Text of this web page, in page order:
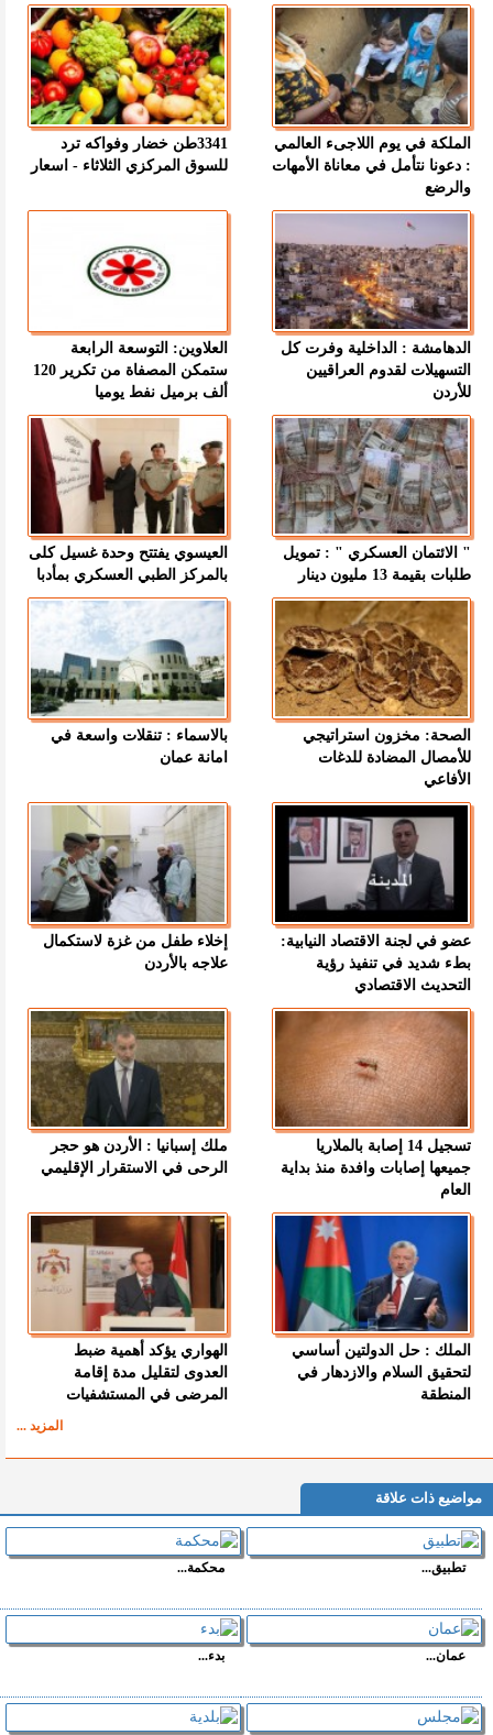
الملكة في يوم اللاجىء العالمي
: دعونا نتأمل في معاناة الأمهات
والرضع
3341طن خضار وفواكه ترد
للسوق المركزي الثلاثاء - اسعار
الدهامشة : الداخلية وفرت كل
التسهيلات لقدوم العراقيين
للأردن
العلاوين: التوسعة الرابعة
ستمكن المصفاة من تكرير 120
ألف برميل نفط يوميا
" الائتمان العسكري " : تمويل
طلبات بقيمة 13 مليون دينار
العيسوي يفتتح وحدة غسيل كلى
بالمركز الطبي العسكري بمأدبا
الصحة: مخزون استراتيجي
للأمصال المضادة للدغات
الأفاعي
بالاسماء : تنقلات واسعة في
امانة عمان
عضو في لجنة الاقتصاد النيابية:
بطء شديد في تنفيذ رؤية
التحديث الاقتصادي
إخلاء طفل من غزة لاستكمال
علاجه بالأردن
تسجيل 14 إصابة بالملاريا
جميعها إصابات وافدة منذ بداية
العام
ملك إسبانيا : الأردن هو حجر
الرحى في الاستقرار الإقليمي
الملك : حل الدولتين أساسي
لتحقيق السلام والازدهار في
المنطقة
الهواري يؤكد أهمية ضبط
العدوى لتقليل مدة إقامة
المرضى في المستشفيات
المزيد ...
مواضيع ذات علاقة
تطبيق... محكمة...
عمان... بدء...